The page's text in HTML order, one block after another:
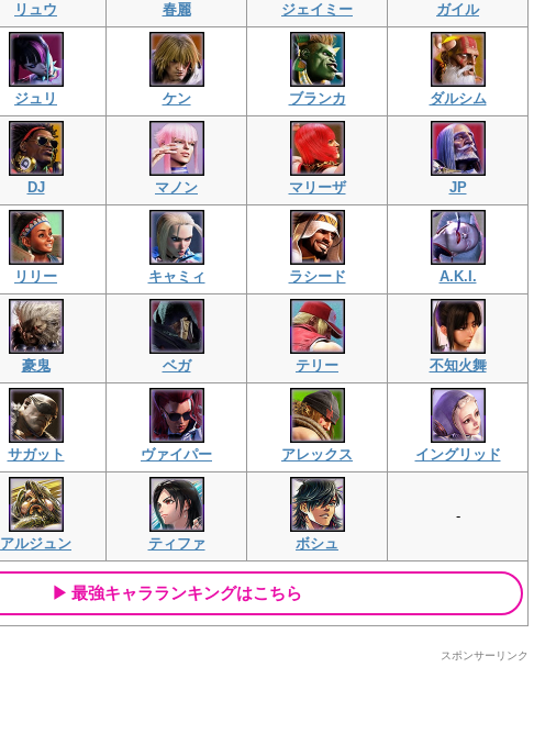
リュウ 春麗 ジェイミー ガイル
ジュリ ケン ブランカ ダルシム
DJ マノン マリーザ JP
リリー キャミィ ラシード A.K.I.
豪鬼 ベガ テリー 不知火舞
サガット ヴァイパー アレックス イングリッド
アルジュン ティファ ボシュ
-
最強キャラランキングはこちら
スポンサーリンク